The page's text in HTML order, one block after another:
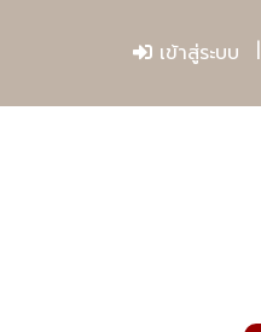
เข้าสู่ระบบ